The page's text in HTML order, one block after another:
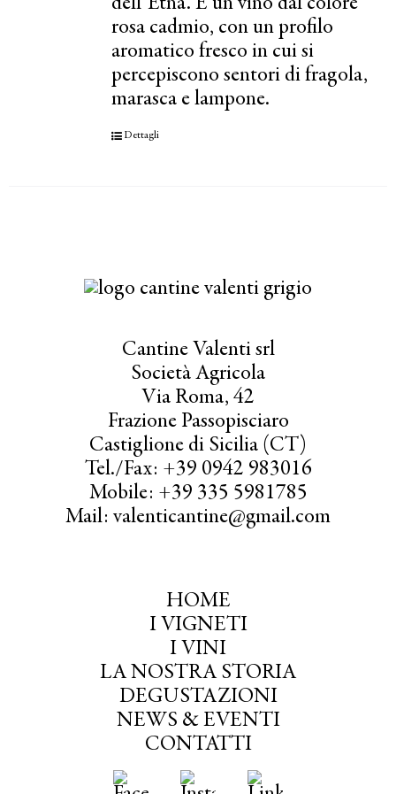
dell’Etna. È un vino dal colore
rosa cadmio, con un profilo
aromatico fresco in cui si
percepiscono sentori di fragola,
marasca e lampone.
Dettagli
Cantine Valenti srl
Società Agricola
Via Roma, 42
Frazione Passopisciaro
Castiglione di Sicilia (CT)
Tel./Fax: +39 0942 983016
Mobile: +39 335 5981785
Mail: valenticantine@gmail.com
HOME
I VIGNETI
I VINI
LA NOSTRA STORIA
DEGUSTAZIONI
NEWS & EVENTI
CONTATTI